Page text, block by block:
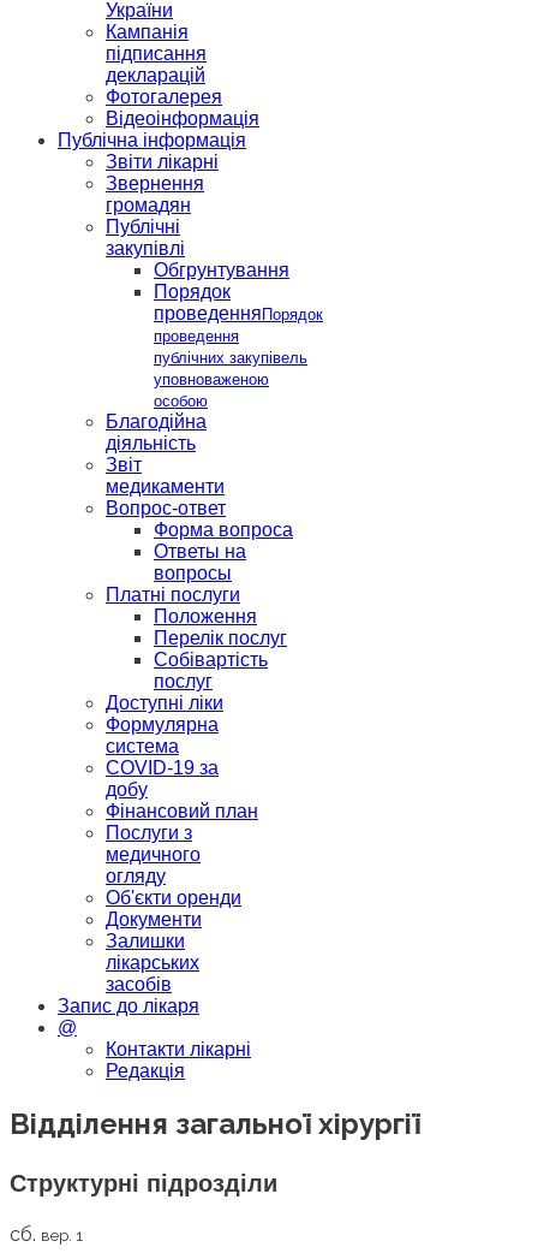
України
Кампанія
підписання
декларацій
Фотогалерея
Відеоінформація
Публічна інформація
Звіти лікарні
Звернення
громадян
Публічні
закупівлі
Обгрунтування
Порядок
проведення Порядок
проведення
публічних закупівель
уповноваженою
особою
Благодійна
діяльність
Звіт
медикаменти
Вопрос-ответ
Форма вопроса
Ответы на
вопросы
Платні послуги
Положення
Перелік послуг
Собівартість
послуг
Доступні ліки
Формулярна
система
COVID-19 за
добу
Фінансовий план
Послуги з
медичного
огляду
Об'єкти оренди
Документи
Залишки
лікарських
засобів
Запис до лікаря
@
Контакти лікарні
Редакція
Відділення загальної хірургії
Структурні підрозділи
сб. вер. 1